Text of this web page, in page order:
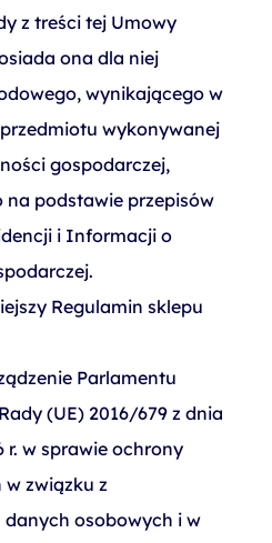
z treści tej Umowy
ona dla niej
wynikającego w
wykonywanej
gospodarczej,
na podstawie przepisów
i Informacji o
Regulamin sklepu
Parlamentu
(UE) 2016/679 z dnia
r. w sprawie ochrony
związku z
osobowych i w